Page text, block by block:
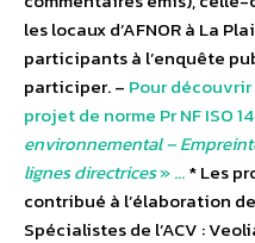
les locaux d’AFNOR à La
participants à l’enquête
participer. – Pour
projet de norme Pr NF ISO
environnemental –
lignes directrices» …* Les
contribué à l’élaboration
Spécialistes de l’ACV :